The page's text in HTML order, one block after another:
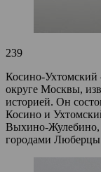
239
Косино-
округе Москвы,
историей. Он
Косино и
Выхино-Жулебино,
городами